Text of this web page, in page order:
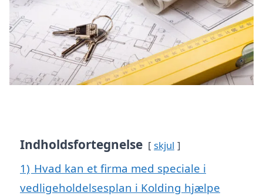
Indholdsfortegnelse skjul
1) Hvad kan et firma med speciale i
vedligeholdelsesplan i Kolding hjælpe